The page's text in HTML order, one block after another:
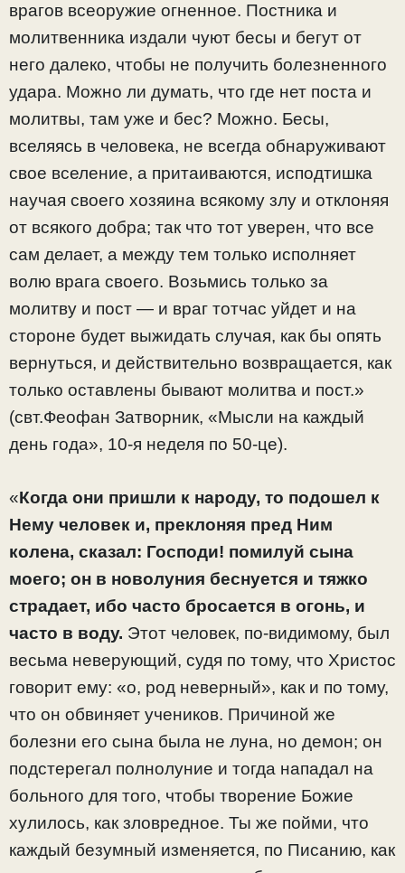
врагов всеоружие огненное. Постника и
молитвенника издали чуют бесы и бегут от
него далеко, чтобы не получить болезненного
удара. Можно ли думать, что где нет поста и
молитвы, там уже и бес? Можно. Бесы,
вселяясь в человека, не всегда обнаруживают
свое вселение, а притаиваются, исподтишка
научая своего хозяина всякому злу и отклоняя
от всякого добра; так что тот уверен, что все
сам делает, а между тем только исполняет
волю врага своего. Возьмись только за
молитву и пост — и враг тотчас уйдет и на
стороне будет выжидать случая, как бы опять
вернуться, и действительно возвращается, как
только оставлены бывают молитва и пост.»
(свт.Феофан Затворник, «Мысли на каждый
день года», 10-я неделя по 50-це).
«Когда они пришли к народу, то подошел к
Нему человек и, преклоняя пред Ним
колена, сказал: Господи! помилуй сына
моего; он в новолуния беснуется и тяжко
страдает, ибо часто бросается в огонь, и
часто в воду. Этот человек, по-видимому, был
весьма неверующий, судя по тому, что Христос
говорит ему: «о, род неверный», как и по тому,
что он обвиняет учеников. Причиной же
болезни его сына была не луна, но демон; он
подстерегал полнолуние и тогда нападал на
больного для того, чтобы творение Божие
хулилось, как зловредное. Ты же пойми, что
каждый безумный изменяется, по Писанию, как